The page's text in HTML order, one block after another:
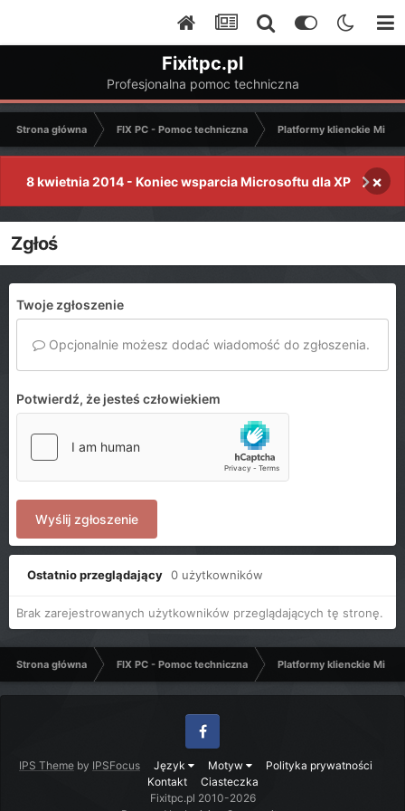
Fixitpc.pl
Profesjonalna pomoc techniczna
Strona główna FIX PC - Pomoc techniczna Platformy klienckie
8 kwietnia 2014 - Koniec wsparcia Microsoftu dla XP ×
Zgłoś
Twoje zgłoszenie
Opcjonalnie możesz dodać wiadomość do zgłoszenia.
Potwierdź, że jesteś człowiekiem
Wyślij zgłoszenie
Ostatnio przeglądający 0 użytkowników
Brak zarejestrowanych użytkowników przeglądających tę stronę.
Strona główna FIX PC - Pomoc techniczna Platformy klienckie
IPS Theme by IPSFocus Język Motyw
Polityka prywatności
Kontakt
Ciasteczka
Facebook
Fixitpc.pl 2010-2026